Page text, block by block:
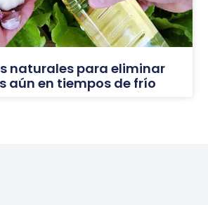
naturales para eliminar
aún en tiempos de frío